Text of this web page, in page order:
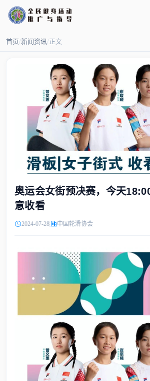
首页/新闻资讯/正文
奥运会女街预决赛，今天
意收看
2024-07-28 中国轮滑协会